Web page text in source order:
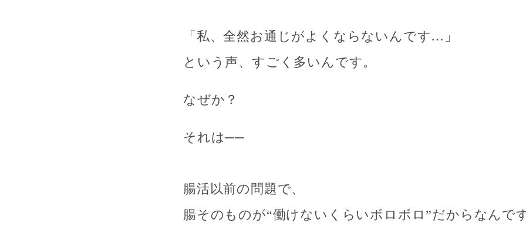
「私、全然お通じがよくならないんです…」
という声、すごく多いんです。
なぜか？
それは──
腸活以前の問題で、
腸そのものが“働けないくらいボロボロ”だからなんで